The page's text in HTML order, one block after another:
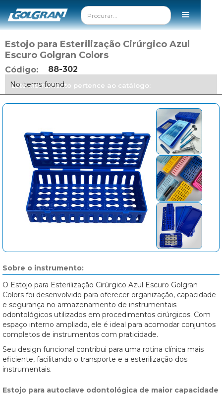
Estojo para Esterilização Cirúrgico Azul
Escuro Golgran Colors
Código: 88-302
Este instrumento pertence ao catálogo:
No items found.
Sobre o instrumento:
O Estojo para Esterilização Cirúrgico Azul Escuro Golgran
Colors foi desenvolvido para oferecer organização, capacidade
e segurança no armazenamento de instrumentais
odontológicos utilizados em procedimentos cirúrgicos. Com
espaço interno ampliado, ele é ideal para acomodar conjuntos
completos de instrumentos com praticidade.
Seu design funcional contribui para uma rotina clínica mais
eficiente, facilitando o transporte e a esterilização dos
instrumentais.
Estojo para autoclave odontológica de maior capacidade